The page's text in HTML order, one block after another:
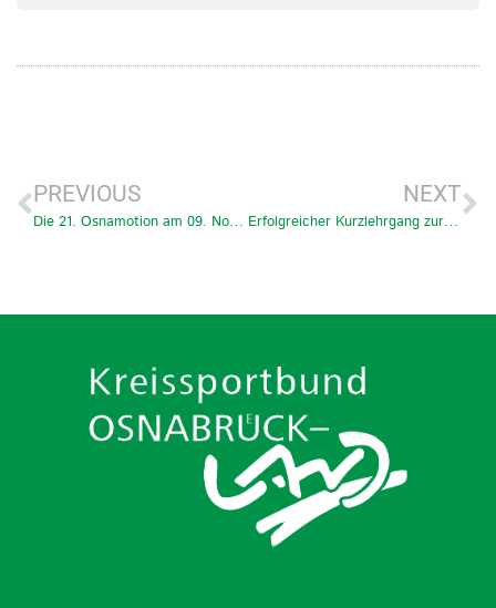
PREVIOUS
Die 21. Osnamotion am 09. November 2024
NEXT
Erfolgreicher Kurzlehrgang zur Coach Supporter Ausbildung 24. – 25.08.24